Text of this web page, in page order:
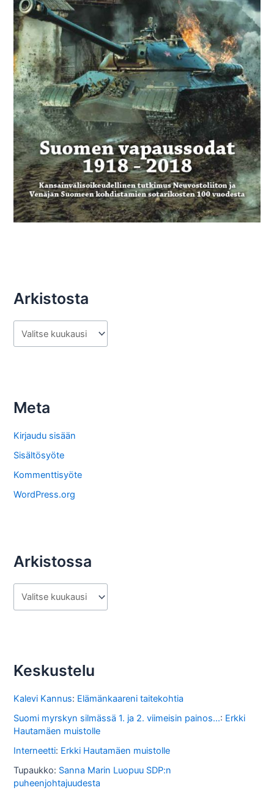
Arkistosta
r
s
o
s
t
a
Meta
Kirjaudu sisään
Sisältösyöte
Kommenttisyöte
WordPress.org
Arkistossa
r
s
o
s
s
a
Keskustelu
Kalevi Kannus: Elämänkaareni taitekohtia
Suomi myrskyn silmässä 1. ja 2. viimeisin painos...: Erkki
Hautamäen muistolle
Interneetti: Erkki Hautamäen muistolle
Tupaukko: Sanna Marin Luopuu SDP:n
puheenjohtajuudesta